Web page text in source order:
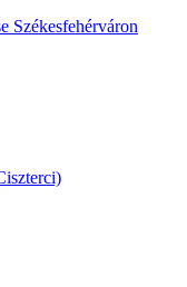
Székesfehérváron